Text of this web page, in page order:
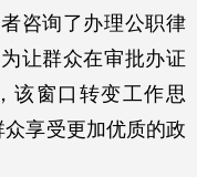
咨询了办理公职律
让群众在审批办证
该窗口转变工作思
众享受更加优质的政